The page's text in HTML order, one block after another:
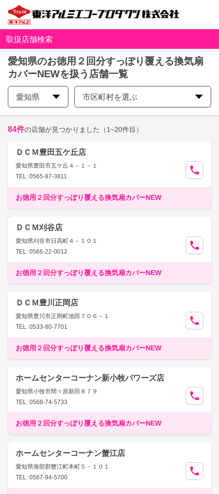
取扱店舗検索
愛知県のお徳用２回分すっぽり覆える換気扇
カバーNEWを扱う店舗一覧
愛知県 市区町村を選ぶ
84件の店舗が見つかりました （1~20件目）
ＤＣＭ豊田五ケ丘店
愛知県豊田市五ケ丘４－１－１
TEL: 0565-87-3811
お徳用２回分すっぽり覆える換気扇カバーNEW
ＤＣＭ刈谷店
愛知県刈谷市日高町４－１０１
TEL: 0566-22-0012
お徳用２回分すっぽり覆える換気扇カバーNEW
ＤＣＭ豊川正岡店
愛知県豊川市正岡町池田７０６－１
TEL: 0533-80-7701
お徳用２回分すっぽり覆える換気扇カバーNEW
ホームセンターコーナン新小牧パワーズ店
愛知県小牧市間々原新田８７９
TEL: 0568-74-5733
お徳用２回分すっぽり覆える換気扇カバーNEW
ホームセンターコーナン蟹江店
愛知県海部郡蟹江町本町５－１０１
TEL: 0567-94-5700